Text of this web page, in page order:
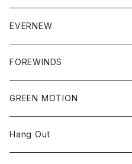
EVERNEW
FOREWINDS
GREEN MOTION
Hang Out